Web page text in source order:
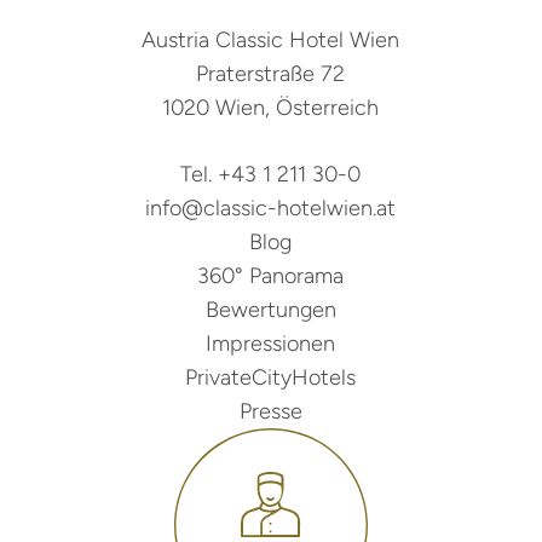
Austria Classic Hotel Wien
Praterstraße 72
1020 Wien, Österreich
Tel. +43 1 211 30-0
info@classic-hotelwien.at
Blog
360° Panorama
Bewertungen
Impressionen
PrivateCityHotels
Presse